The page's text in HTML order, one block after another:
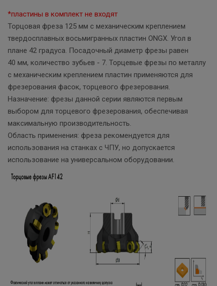
*пластины в комплект не входят
Торцовая фреза 125 мм с механическим креплением
твердосплавных восьмигранных пластин ONGX. Угол в
плане 42 градуса. Посадочный диаметр фрезы равен
40 мм, количество зубьев - 7. Торцевые фрезы по металлу
с механическим креплением пластин применяются для
фрезерования фасок, торцевого фрезерования.
Назначение: фрезы данной серии являются первым
выбором для торцевого фрезерования, обеспечивая
максимальную производительность.
Область применения: фреза рекомендуется для
использования на станках с ЧПУ, но допускается
использование на универсальном оборудовании.